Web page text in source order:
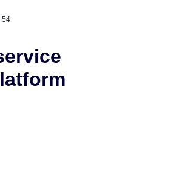
54